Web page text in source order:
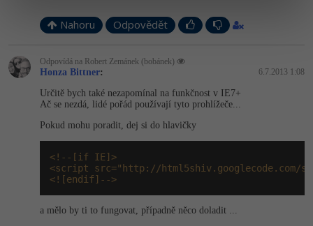
Nahoru Odpovědět
Odpovídá na Robert Zemánek (bobánek)
Honza Bittner: 6.7.2013 1:08
Určitě bych také nezapomínal na funkčnost v IE7+
Ač se nezdá, lidé pořád používají tyto prohlížeče...
Pokud mohu poradit, dej si do hlavičky
<!--[if IE]>
<script src="http://html5shiv.googlecode.com/
<![endif]-->
a mělo by ti to fungovat, případně něco doladit ...